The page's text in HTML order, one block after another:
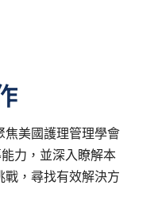
焦美國護理管理學會
力，並深入瞭解本
，尋找有效解決方